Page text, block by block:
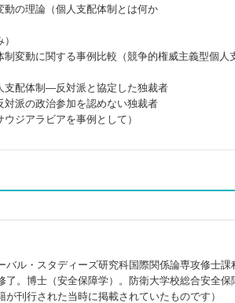
の理論（個人支配体制とは何か
変動に関する事例比較（競争的権威主義型個
支配体制―反対派と協定した独裁者
派の政治参加を認めない独裁者
ジアラビアを事例として）
バル・スタディーズ研究科国際関係論専攻修士
。博士（安全保障学）。防衛大学校総合安全
刊行された当時に掲載されていたものです）